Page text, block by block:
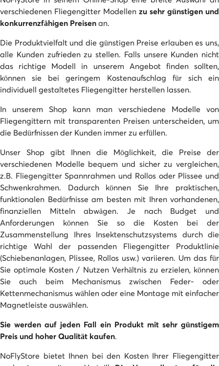
verschiedenen Fliegengitter Modellen zu sehr günstigen und
konkurrenzfähigen Preisenan.
Die Produktvielfalt und die günstigen Preise erlauben es uns,
alle Kunden zufrieden zu stellen. Falls unsere Kunden nicht
das richtige Modell in unserem Angebot finden sollten,
können sie bei geringem Kostenaufschlag für sich ein
individuell gestaltetes Fliegengitter herstellen lassen.
In unserem Shop kann man verschiedene Modelle von
Fliegengittern mit transparenten Preisen unterscheiden, um
die Bedürfnissen der Kunden immer zu erfüllen.
Unser Shop gibt Ihnen die Möglichkeit, die Preise der
verschiedenen Modelle bequem und sicher zu vergleichen,
z.B. Fliegengitter Spannrahmen und Rollos oder Plissee und
Schwenkrahmen. Dadurch können Sie Ihre praktischen,
funktionalen Bedürfnisse am besten mit Ihren vorhandenen,
finanziellen Mitteln abwägen. Je nach Budget und
Anforderungen können Sie so die Kosten bei der
Zusammenstellung Ihres Insektenschutzsystems durch die
richtige Wahl der passenden Fliegengitter Produktlinie
(Schiebenanlagen, Plissee, Rollos usw.) variieren. Um das für
Sie optimale Kosten / Nutzen Verhältnis zu erzielen, können
Sie auch beim Mechanismus zwischen Feder- oder
Kettenmechanismus wählen oder eine Montage mit einfacher
Magnetleiste auswählen.
Sie werden auf jeden Fall ein Produkt mit sehr günstigem
Preis und hoher Qualität kaufen.
NoFlyStore bietet Ihnen bei den Kosten Ihrer Fliegengitter